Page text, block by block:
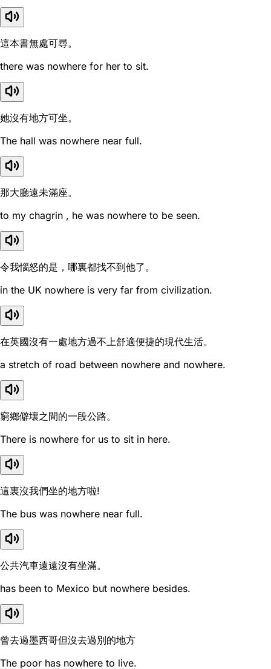
這本書無處可尋。
there was nowhere for her to sit.
她沒有地方可坐。
The hall was nowhere near full.
那大廳遠未滿座。
to my chagrin , he was nowhere to be seen.
令我惱怒的是，哪裏都找不到他了。
in the UK nowhere is very far from civilization.
在英國沒有一處地方過不上舒適便捷的現代生活。
a stretch of road between nowhere and nowhere.
窮鄉僻壤之間的一段公路。
There is nowhere for us to sit in here.
這裏沒我們坐的地方啦!
The bus was nowhere near full.
公共汽車遠遠沒有坐滿。
has been to Mexico but nowhere besides.
曾去過墨西哥但沒去過別的地方
The poor has nowhere to live.